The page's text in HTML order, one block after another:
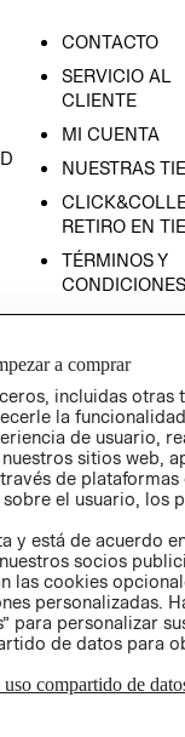
CONTACTO
SERVICIO AL
CLIENTE
MI CUENTA
NUESTRAS
RETIRO EN
TÉRMINOS Y
CONDICIONES
AVISO DE
PRIVACIDAD
GIFT CARD
AVISO DE
a comprar
incluidas otras
la
de usuario,
sitios web,
de plataformas
el usuario, los
y está de acuerdo
socios
las cookies
personalizadas.
para personalizar
de datos para
compartido de